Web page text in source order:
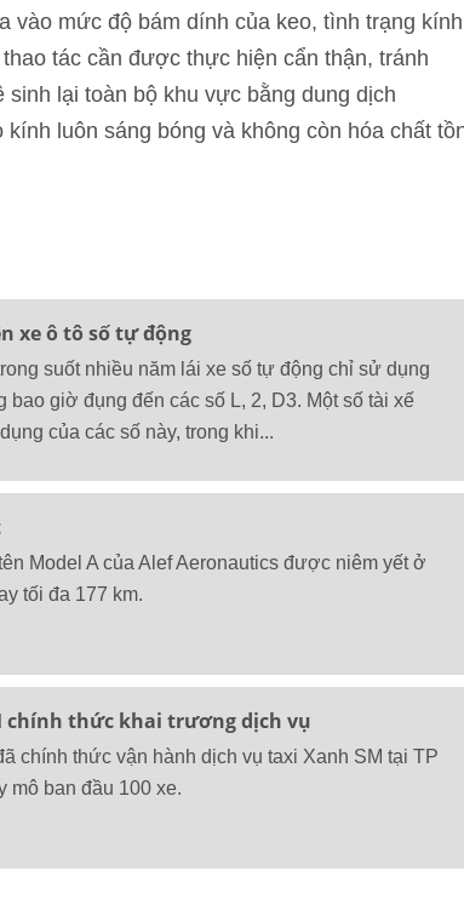
mức độ bám dính của keo, tình trạng kính
tác cần được thực hiện cẩn thận, tránh
lại toàn bộ khu vực bằng dung dịch
luôn sáng bóng và không còn hóa chất
xe ô tô số tự động
suốt nhiều năm lái xe số tự động chỉ sử dụng
bao giờ đụng đến các số L, 2, D3. Một số tài xế
của các số này, trong khi...
Model A của Alef Aeronautics được niêm yết ở
tối đa 177 km.
chính thức khai trương dịch vụ
chính thức vận hành dịch vụ taxi Xanh SM tại TP
mô ban đầu 100 xe.